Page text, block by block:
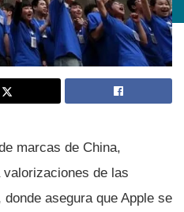
marcas de China,
de las
asegura que Apple se